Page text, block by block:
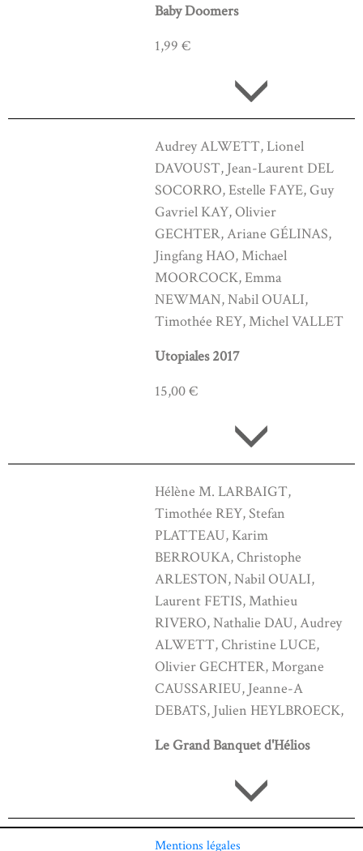
Baby Doomers
1,99 €
Audrey ALWETT, Lionel
DAVOUST, Jean-Laurent DEL
SOCORRO, Estelle FAYE, Guy
Gavriel KAY, Olivier
GECHTER, Ariane GÉLINAS,
Jingfang HAO, Michael
MOORCOCK, Emma
NEWMAN, Nabil OUALI,
Timothée REY, Michel VALLET
Utopiales 2017
15,00 €
Hélène M. LARBAIGT,
Timothée REY, Stefan
PLATTEAU, Karim
BERROUKA, Christophe
ARLESTON, Nabil OUALI,
Laurent FETIS, Mathieu
RIVERO, Nathalie DAU, Audrey
ALWETT, Christine LUCE,
Olivier GECHTER, Morgane
CAUSSARIEU, Jeanne-A
DEBATS, Julien HEYLBROECK,
Le Grand Banquet d'Hélios
Mentions légales